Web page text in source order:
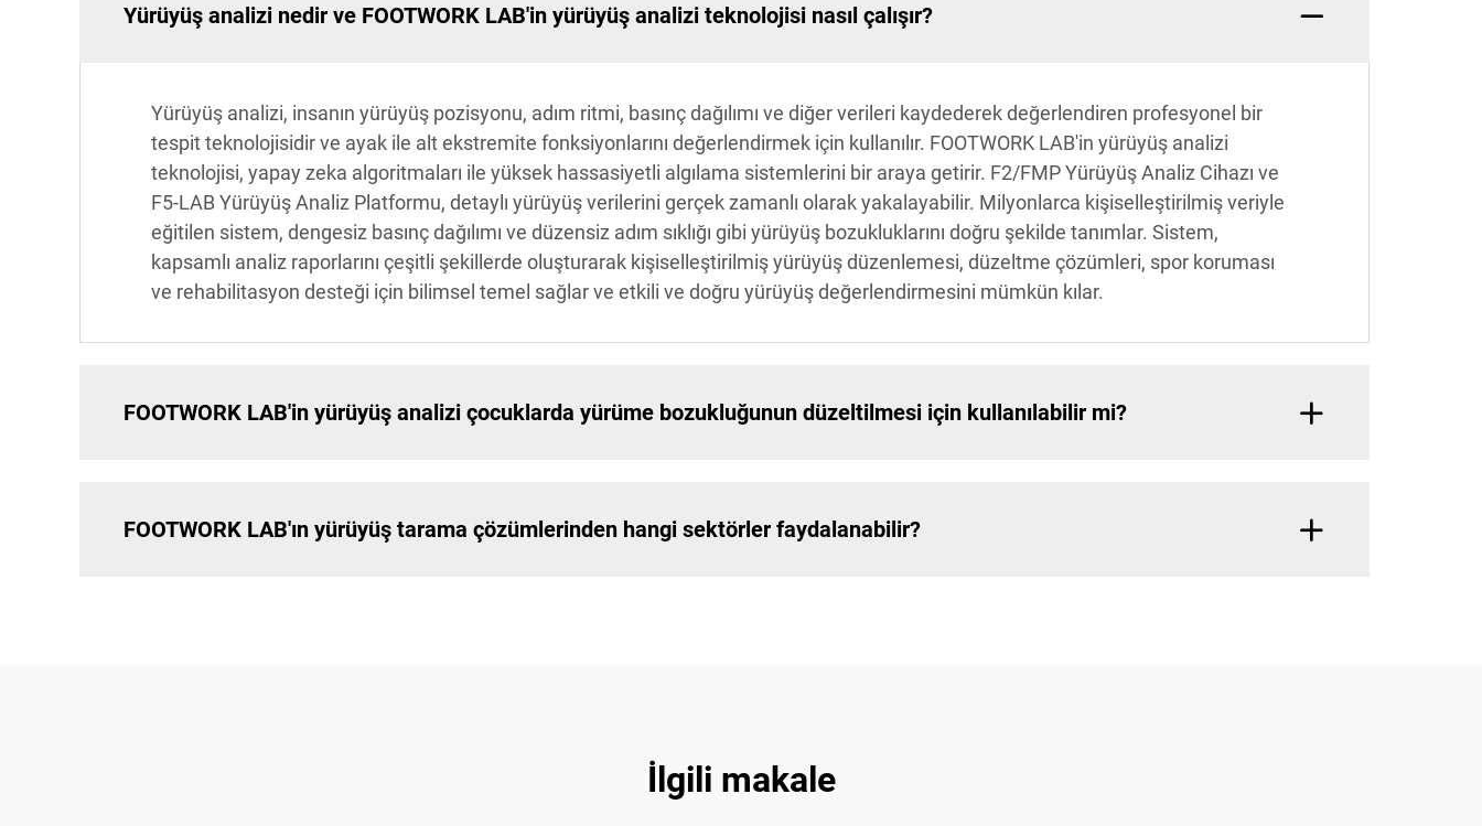
Yürüyüş analizi nedir ve FOOTWORK LAB'in yürüyüş analizi teknolojisi nasıl çalışır?
Yürüyüş analizi, insanın yürüyüş pozisyonu, adım ritmi, basınç dağılımı ve diğer verileri kaydederek değerlendiren profesyonel bir
tespit teknolojisidir ve ayak ile alt ekstremite fonksiyonlarını değerlendirmek için kullanılır. FOOTWORK LAB'in yürüyüş analizi
teknolojisi, yapay zeka algoritmaları ile yüksek hassasiyetli algılama sistemlerini bir araya getirir. F2/FMP Yürüyüş Analiz Cihazı ve
F5-LAB Yürüyüş Analiz Platformu, detaylı yürüyüş verilerini gerçek zamanlı olarak yakalayabilir. Milyonlarca kişiselleştirilmiş veriyle
eğitilen sistem, dengesiz basınç dağılımı ve düzensiz adım sıklığı gibi yürüyüş bozukluklarını doğru şekilde tanımlar. Sistem,
kapsamlı analiz raporlarını çeşitli şekillerde oluşturarak kişiselleştirilmiş yürüyüş düzenlemesi, düzeltme çözümleri, spor koruması
ve rehabilitasyon desteği için bilimsel temel sağlar ve etkili ve doğru yürüyüş değerlendirmesini mümkün kılar.
FOOTWORK LAB'in yürüyüş analizi çocuklarda yürüme bozukluğunun düzeltilmesi için kullanılabilir mi?
FOOTWORK LAB'ın yürüyüş tarama çözümlerinden hangi sektörler faydalanabilir?
İlgili makale